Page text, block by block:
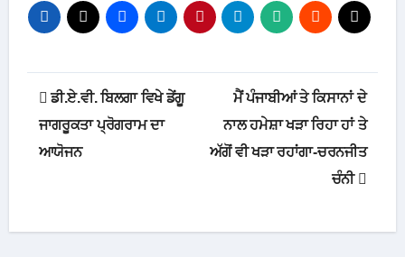
Post
navigation
ਡੀ.ਏ.ਵੀ. ਬਿਲਗਾ ਵਿਖੇ ਡੇਂਗੂ
ਜਾਗਰੂਕਤਾ ਪ੍ਰੋਗਰਾਮ ਦਾ
ਆਯੋਜਨ
ਮੈਂ ਪੰਜਾਬੀਆਂ ਤੇ ਕਿਸਾਨਾਂ ਦੇ
ਨਾਲ ਹਮੇਸ਼ਾ ਖੜਾ ਰਿਹਾ ਹਾਂ ਤੇ
ਅੱਗੋਂ ਵੀ ਖੜਾ ਰਹਾਂਗਾ-ਚਰਨਜੀਤ
ਚੰਨੀ